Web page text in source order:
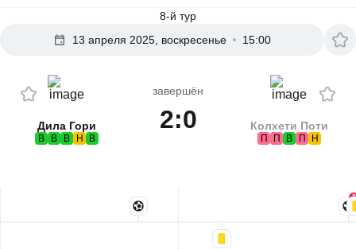
8-й тур
13 апреля 2025, воскресенье
15:00
Дила Гори
В В В Н В
завершён
2:0 Колхети Поти
П П В П Н
2